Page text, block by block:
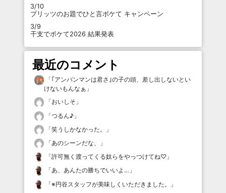
3/10
プリッツのお題でひと言ボケて キャンペーン
3/9
干支でボケて2026 結果発表
最近のコメント
「｢アンパンマンは君さ｣の子の頭、差し出しないとい
けないもんなぁ 」
「おいしそ 」
「つるん♪ 」
「笑うしかなかった。
」
「あのシーンだな、
」
「許可無く渡ってくる奴らをやっつけてね♡ 」
「あ、あんたの勝ちでいいよ… 」
「※円谷スタッフが美味しくいただきました。
」